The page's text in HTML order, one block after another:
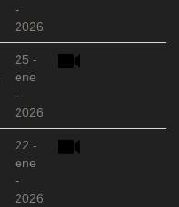
-
2026
25 -
ene
-
2026
22 -
ene
-
2026